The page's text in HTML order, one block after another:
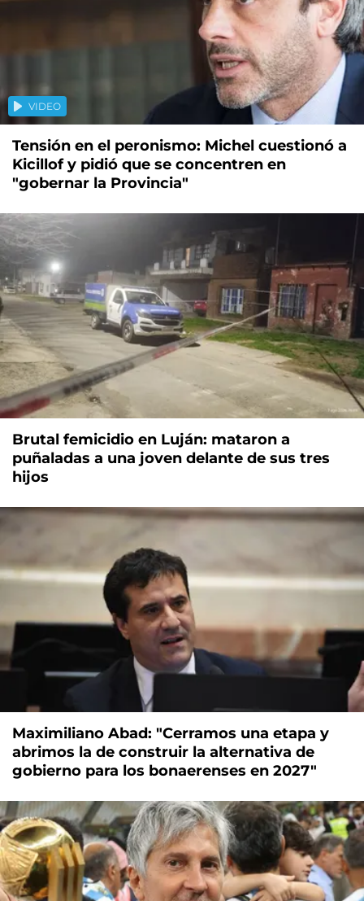
VIDEO
Tensión en el peronismo: Michel cuestionó a
Kicillof y pidió que se concentren en
"gobernar la Provincia"
Brutal femicidio en Luján: mataron a
puñaladas a una joven delante de sus tres
hijos
Maximiliano Abad: "Cerramos una etapa y
abrimos la de construir la alternativa de
gobierno para los bonaerenses en 2027"